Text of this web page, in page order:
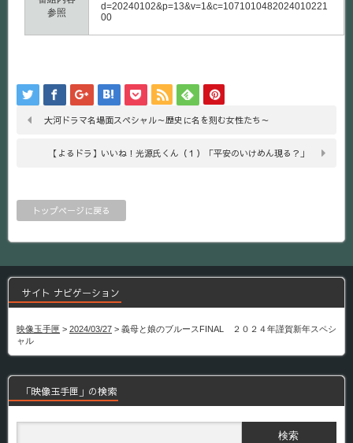
参照
d=20240102&p=13&v=1&c=1071010482024010221
00
大河ドラマ名場面スペシャル～歴史に名を刻む女性たち～
【よるドラ】いいね！光源氏くん（１）「平安のいけめん現る？」
トップページに戻る
サイト ナビゲーション
映像玉手匣 > 2024/03/27 > 義母と娘のブルースFINAL ２０２４年謹賀新年スペシ
ャル
「映像玉手匣」の検索